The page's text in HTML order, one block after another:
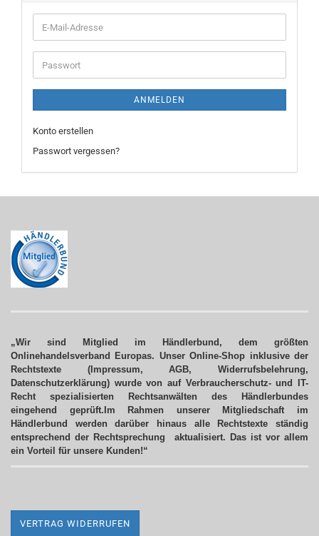
E-
Mail-
Adresse
Passwort
ANMELDEN
Konto erstellen
Passwort vergessen?
„Wir sind Mitglied im Händlerbund, dem größten
Onlinehandelsverband Europas. Unser Online-Shop inklusive der
Rechtstexte (Impressum, AGB, Widerrufsbelehrung,
Datenschutzerklärung) wurde von auf Verbraucherschutz- und IT-
Recht spezialisierten Rechtsanwälten des Händlerbundes
eingehend geprüft.Im Rahmen unserer Mitgliedschaft im
Händlerbund werden darüber hinaus alle Rechtstexte ständig
entsprechend der Rechtsprechung aktualisiert. Das ist vor allem
ein Vorteil für unsere Kunden!“
VERTRAG WIDERRUFEN